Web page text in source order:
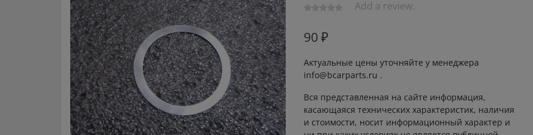
Add a review.
90 ₽
Актуальные цены уточняйте у менеджера
info@bcarparts.ru .
Вся представленная на сайте информация,
касающаяся технических характеристик, наличия
и стоимости, носит информационный характер и